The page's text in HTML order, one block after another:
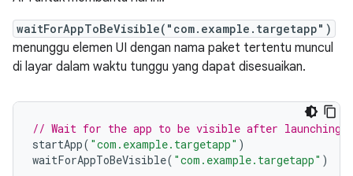
waitForAppToBeVisible("com.example.targetapp")
menunggu elemen UI dengan nama paket tertentu muncul
di layar dalam waktu tunggu yang dapat disesuaikan.
// Wait for the app to be visible after launching
startApp( "com.example.targetapp" )
waitForAppToBeVisible( "com.example.targetapp" )